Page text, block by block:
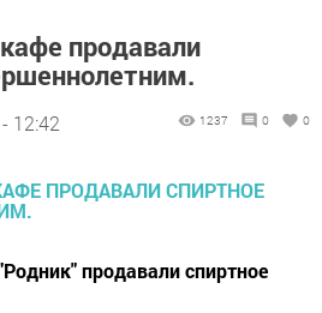
продавали
12:42 1237 0 0
продавали спиртное